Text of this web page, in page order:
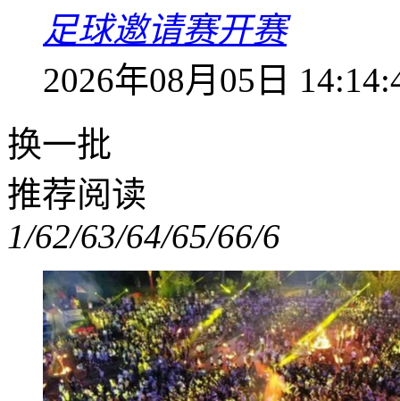
足球邀请赛开赛
2026年08月05日
换一批
推荐阅读
1/62/63/64/65/66/6